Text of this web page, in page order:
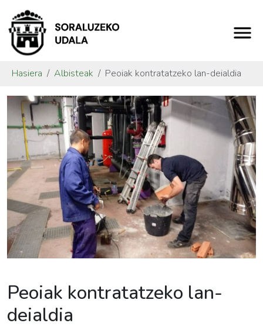
Hasiera Albisteak Peoiak kontratatzeko lan-deialdia
Peoiak kontratatzeko lan-
deialdia